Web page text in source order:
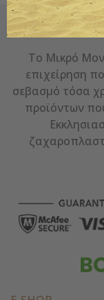
Ο
Το Μικρό
επιχείρηση
σεβασμό τόσα
προϊόντων